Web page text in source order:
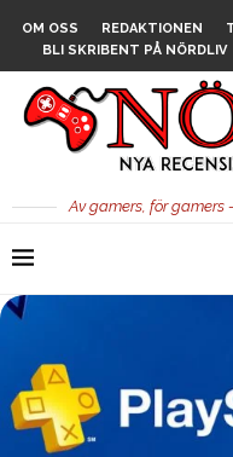
OM OSS REDAKTIONEN
BLI SKRIBENT PÅ NÖRDLIV
Av gamers, för gamers